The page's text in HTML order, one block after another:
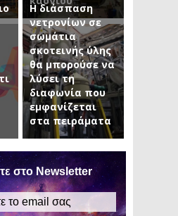
Η διάσπαση
νετρονίων σε
σωμάτια
σκοτεινής ύλης
θα μπορούσε να
λύσει τη
διαφωνία που
εμφανίζεται
στα πειράματα
στο Newsletter